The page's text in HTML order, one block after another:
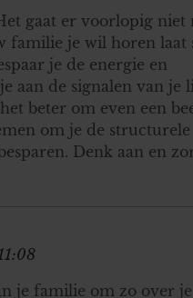
gaat er voorlopig niet
familie je wil horen laat
je de energie en
aan de signalen van je
beter om even een
om je de structurele
Denk aan en
je familie om zo over